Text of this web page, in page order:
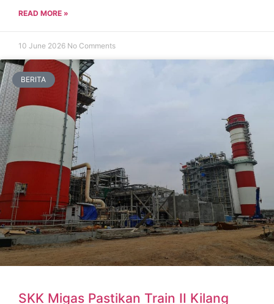
READ MORE »
10 June 2026 No Comments
BERITA
SKK Migas Pastikan Train II Kilang